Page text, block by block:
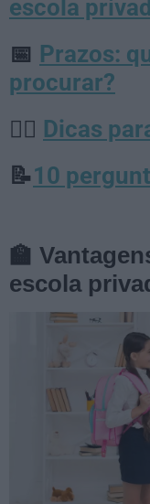
escola
📅 Prazos:
procurar?
🕵️‍♀️ Dicas
📝10
🏫
escola